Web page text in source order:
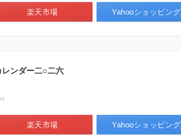
楽天市場 Yahooショッピング
ンダー二○二六
楽天市場 Yahooショッピング